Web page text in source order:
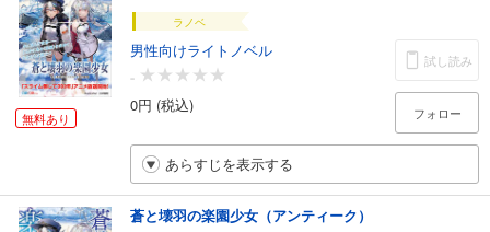
無料あり
ラノベ
男性向けライトノベル
-
0円 (税込)
試し読み
フォロー
あらすじを表示する
蒼と壊羽の楽園少女（アンティーク）